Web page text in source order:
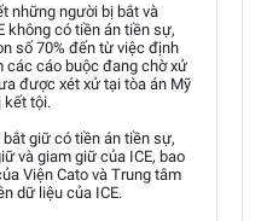
những người bị bắt và
không có tiền án tiền sự,
số 70% đến từ việc định
các cáo buộc đang chờ xử
được xét xử tại tòa án Mỹ
kết tội.
bắt giữ có tiền án tiền sự,
và giam giữ của ICE, bao
Viện Cato và Trung tâm
dữ liệu của ICE.